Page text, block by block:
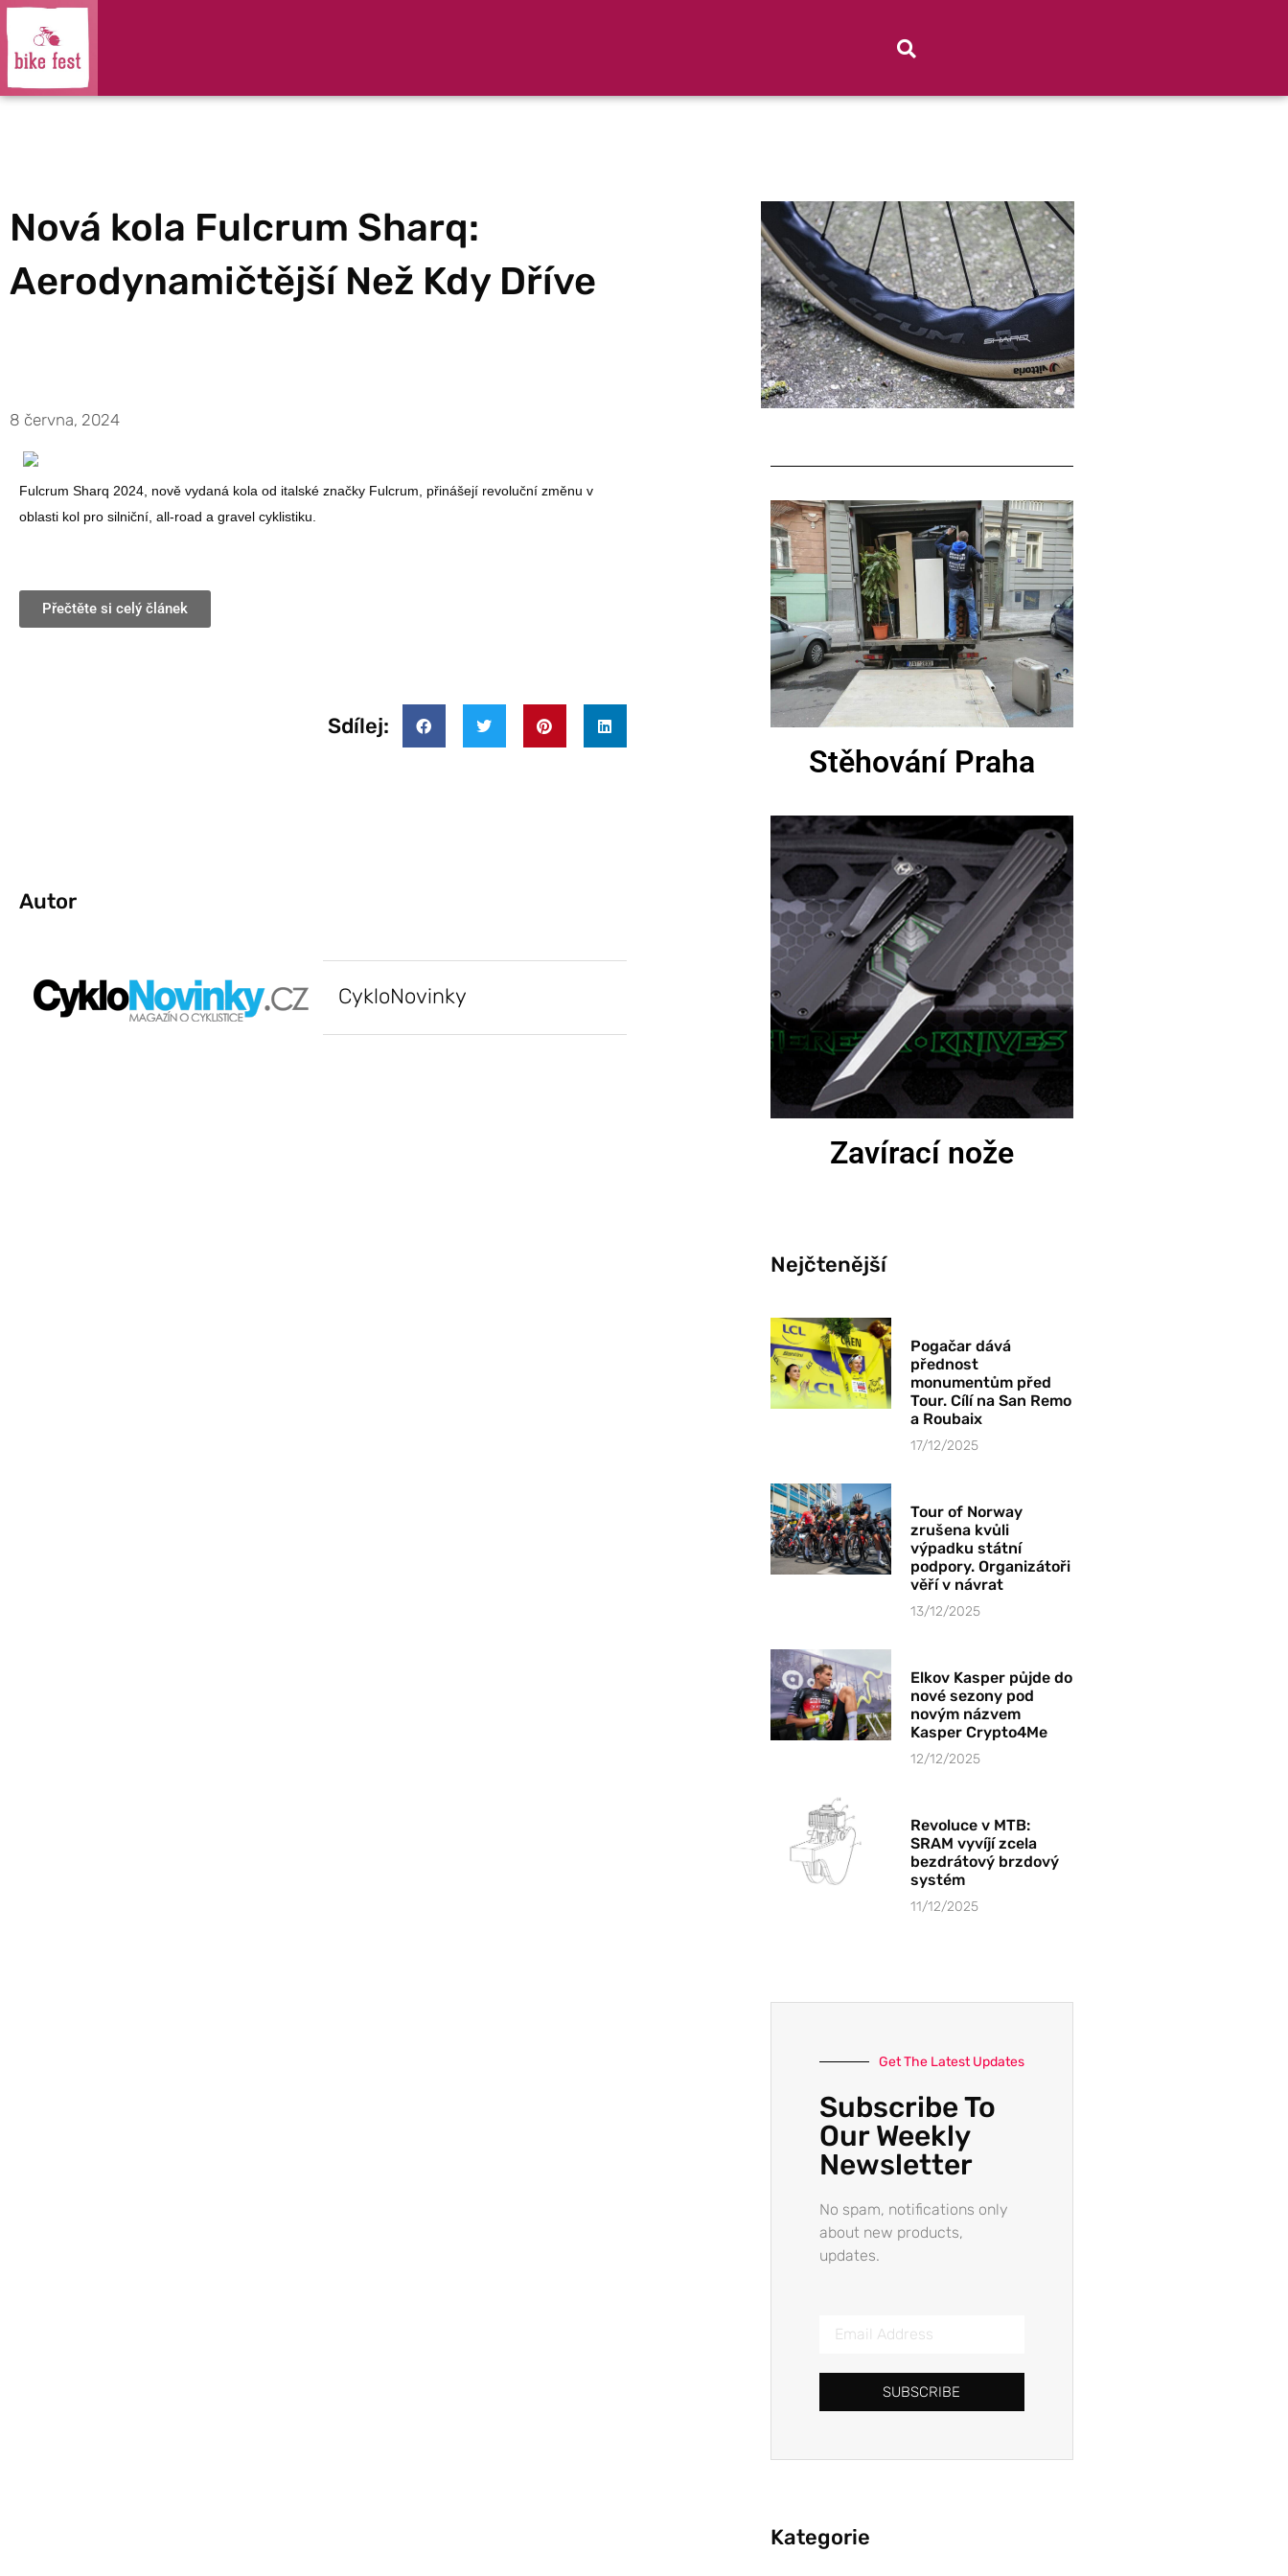
Nová kola Fulcrum Sharq:
Aerodynamičtější Než Kdy Dříve
8 června, 2024
Fulcrum Sharq 2024, nově vydaná kola od italské značky Fulcrum, přinášejí revoluční změnu v
oblasti kol pro silniční, all-road a gravel cyklistiku.
Přečtěte si celý článek
Sdílej:
Autor
CykloNovinky
Stěhování Praha
Zavírací nože
Nejčtenější
Pogačar dává
přednost
monumentům před
Tour. Cílí na San Remo
a Roubaix
17/12/2025
Tour of Norway
zrušena kvůli
výpadku státní
podpory. Organizátoři
věří v návrat
13/12/2025
Elkov Kasper půjde do
nové sezony pod
novým názvem
Kasper Crypto4Me
12/12/2025
Revoluce v MTB:
SRAM vyvíjí zcela
bezdrátový brzdový
systém
11/12/2025
Get The Latest Updates
Subscribe To
Our Weekly
Newsletter
No spam, notifications only
about new products,
updates.
SUBSCRIBE
Kategorie